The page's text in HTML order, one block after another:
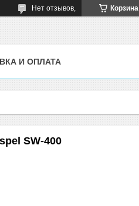
Корзина
Нет отзывов,
И ОПЛАТА
SW-400